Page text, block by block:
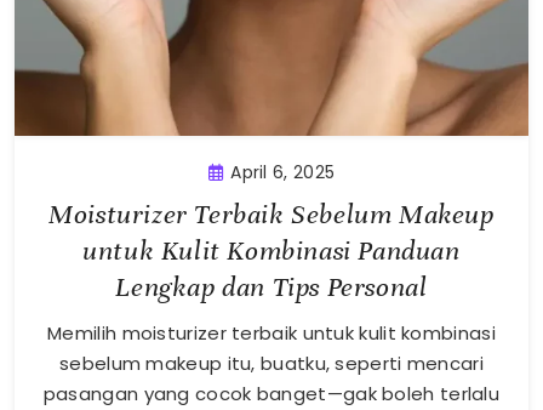
April 6, 2025
Moisturizer Terbaik Sebelum Makeup
untuk Kulit Kombinasi Panduan
Lengkap dan Tips Personal
Memilih moisturizer terbaik untuk kulit kombinasi
sebelum makeup itu, buatku, seperti mencari
pasangan yang cocok banget—gak boleh terlalu